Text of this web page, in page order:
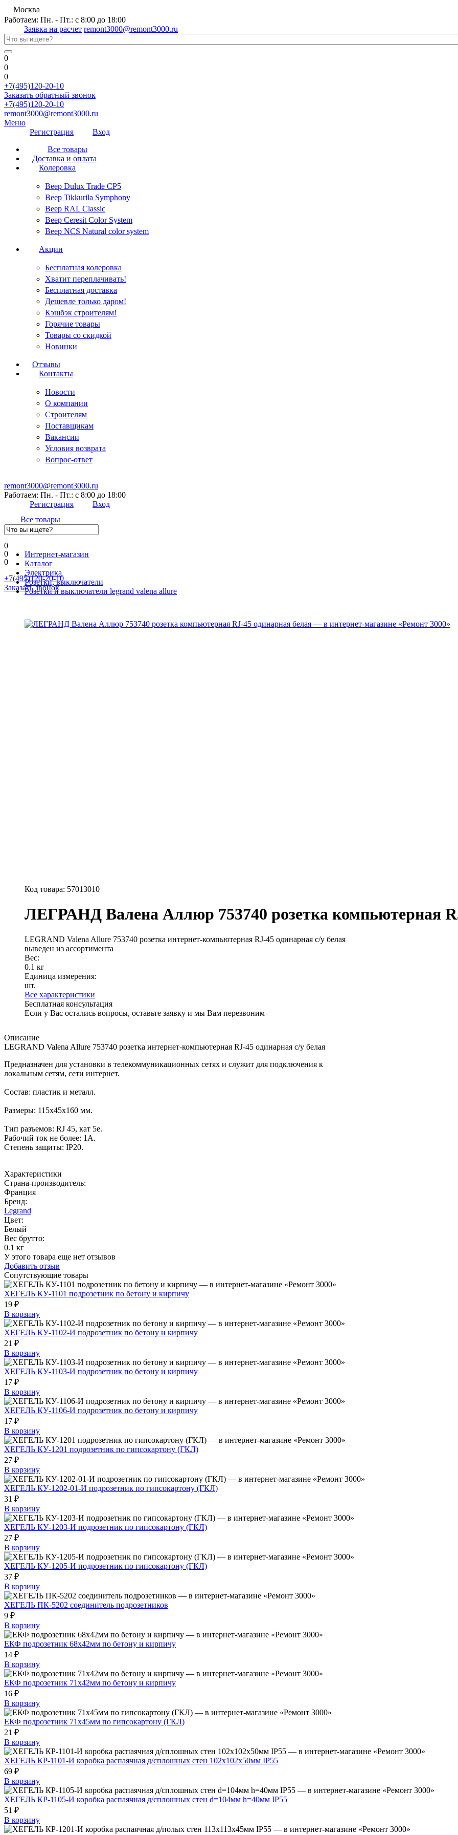
Москва
Работаем: Пн. - Пт.: с 8:00 до 18:00
Заявка на расчет remont3000@remont3000.ru
0
0
0
+7(495)120-20-10
Заказать обратный звонок
+7(495)120-20-10
remont3000@remont3000.ru
Меню
Регистрация
Вход
Все товары
Доставка и оплата
Колеровка
Веер Dulux Trade CP5
Веер Tikkurila Symphony
Веер RAL Classic
Веер Ceresit Color System
Веер NCS Natural color system
Акции
Бесплатная колеровка
Хватит переплачивать!
Бесплатная доставка
Дешевле только даром!
Кэшбэк строителям!
Горячие товары
Товары со скидкой
Новинки
Отзывы
Контакты
Новости
О компании
Строителям
Поставщикам
Вакансии
Условия возврата
Вопрос-ответ
remont3000@remont3000.ru
Работаем: Пн. - Пт.: с 8:00 до 18:00
Регистрация
Вход
Все товары
0
0
0
+7(495)120-20-10
Заказать звонок
Интернет-магазин
Каталог
Электрика
Розетки, выключатели
Розетки и выключатели legrand valena allure
Код товара: 57013010
ЛЕГРАНД Валена Аллюр 753740 розетка компьютерная
LEGRAND Valena Allure 753740 розетка интернет-компьютерная RJ-45 одинарная с/у белая
выведен из ассортимента
Вес:
0.1 кг
Единица измерения:
шт.
Все характеристики
Бесплатная консультация
Если у Вас остались вопросы, оставьте заявку и мы Вам перезвоним
Описание
LEGRAND Valena Allure 753740 розетка интернет-компьютерная RJ-45 одинарная с/у белая
Предназначен для установки в телекоммуникационных сетях и служит для подключения к
локальным сетям, сети интернет.
Состав: пластик и металл.
Размеры: 115х45х160 мм.
Тип разъемов: RJ 45, кат 5е.
Рабочий ток не более: 1А.
Степень защиты: IP20.
Характеристики
Страна-производитель:
Франция
Бренд:
Legrand
Цвет:
Белый
Вес брутто:
0.1 кг
У этого товара еще нет отзывов
Добавить отзыв
Сопутствующие товары
ХЕГЕЛЬ КУ-1101 подрозетник по бетону и кирпичу
19 ₽
В корзину
ХЕГЕЛЬ КУ-1102-И подрозетник по бетону и кирпичу
21 ₽
В корзину
ХЕГЕЛЬ КУ-1103-И подрозетник по бетону и кирпичу
17 ₽
В корзину
ХЕГЕЛЬ КУ-1106-И подрозетник по бетону и кирпичу
17 ₽
В корзину
ХЕГЕЛЬ КУ-1201 подрозетник по гипсокартону (ГКЛ)
27 ₽
В корзину
ХЕГЕЛЬ КУ-1202-01-И подрозетник по гипсокартону (ГКЛ)
31 ₽
В корзину
ХЕГЕЛЬ КУ-1203-И подрозетник по гипсокартону (ГКЛ)
27 ₽
В корзину
ХЕГЕЛЬ КУ-1205-И подрозетник по гипсокартону (ГКЛ)
37 ₽
В корзину
ХЕГЕЛЬ ПК-5202 соединитель подрозетников
9 ₽
В корзину
ЕКФ подрозетник 68х42мм по бетону и кирпичу
14 ₽
В корзину
ЕКФ подрозетник 71х42мм по бетону и кирпичу
16 ₽
В корзину
ЕКФ подрозетник 71х45мм по гипсокартону (ГКЛ)
21 ₽
В корзину
ХЕГЕЛЬ КР-1101-И коробка распаячная д/сплошных стен 102х102х50мм IP55
69 ₽
В корзину
ХЕГЕЛЬ КР-1105-И коробка распаячная д/сплошных стен d=104мм h=40мм IP55
51 ₽
В корзину